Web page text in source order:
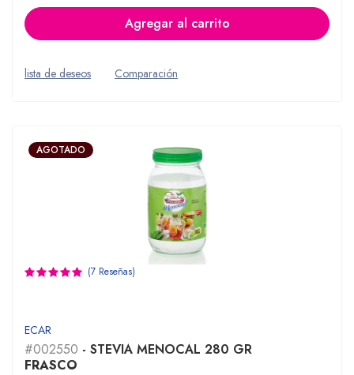
Agregar al carrito
lista de deseos Comparación
AGOTADO
(7 Reseñas)
ECAR
#002550 - STEVIA MENOCAL 280 GR
FRASCO